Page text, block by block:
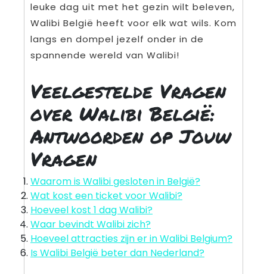
leuke dag uit met het gezin wilt beleven,
Walibi België heeft voor elk wat wils. Kom
langs en dompel jezelf onder in de
spannende wereld van Walibi!
Veelgestelde Vragen
over Walibi België:
Antwoorden op Jouw
Vragen
Waarom is Walibi gesloten in België?
Wat kost een ticket voor Walibi?
Hoeveel kost 1 dag Walibi?
Waar bevindt Walibi zich?
Hoeveel attracties zijn er in Walibi Belgium?
Is Walibi België beter dan Nederland?